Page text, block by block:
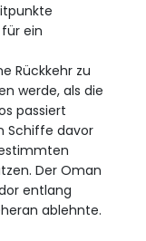
ein
Rückkehr zu
werde, als die
passiert
Schiffe davor
Der Oman
entlang
ablehnte.